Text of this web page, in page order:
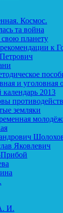
Космос.
та война
планету
к
и уголовная
2013
земляки
Яковлевич
И.